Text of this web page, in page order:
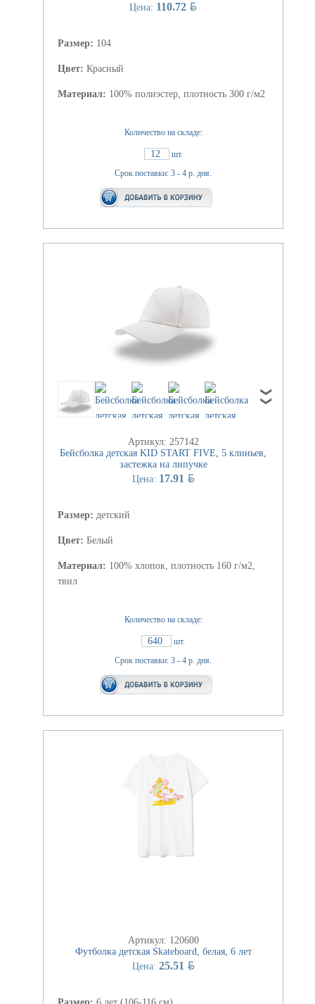
Цена: 110.72 BYN
Размер: 104
Цвет: Красный
Материал: 100% полиэстер, плотность 300 г/м2
Количество на складе:
12
шт.
Срок поставки: 3 - 4 р. дня.
Артикул: 257142
Бейсболка детская KID START FIVE, 5 клиньев,
застежка на липучке
Цена: 17.91 BYN
Размер: детский
Цвет: Белый
Материал: 100% хлопок, плотность 160 г/м2,
твил
Количество на складе:
640
шт.
Срок поставки: 3 - 4 р. дня.
Артикул: 120600
Футболка детская Skateboard, белая, 6 лет
Цена: 25.51 BYN